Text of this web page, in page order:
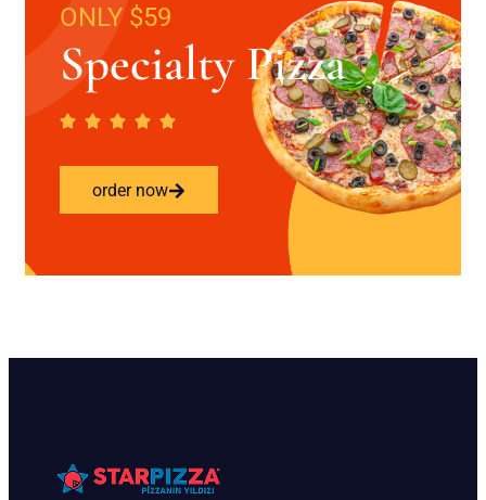
ONLY $59
Specialty Pizza
order now